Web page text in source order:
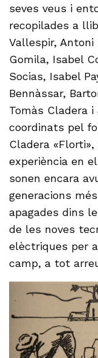
seves veus i
recopilades a
Vallespir, Antoni
Gomila, Isabel
Socias, Isabel
Bennàssar,
Tomàs Cladera
coordinats pel
Cladera
experiència en
sonen encara
generacions
apagades dins
de les noves
elèctriques per
camp, a tot